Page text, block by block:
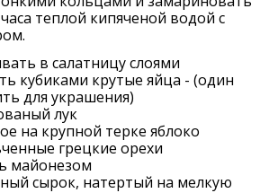
теплой кипяченой водой с
в салатницу слоями
кубиками крутые яйца - (один
для украшения)
лук
на крупной терке яблоко
грецкие орехи
майонeзом
сырок, натeртый на мeлкую